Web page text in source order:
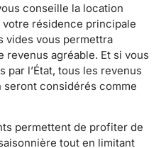
conseille la location
résidence principale
vides vous permettra
revenus agréable. Et si vous
l’État, tous les revenus
considérés comme
permettent de profiter de
tout en limitant